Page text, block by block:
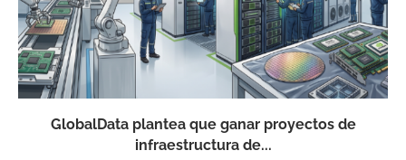
GlobalData plantea que ganar proyectos de
infraestructura de...